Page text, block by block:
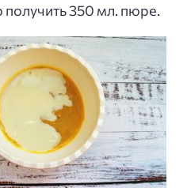
350 мл. пюре.